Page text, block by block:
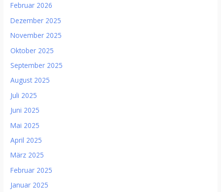
Februar 2026
Dezember 2025
November 2025
Oktober 2025
September 2025
August 2025
Juli 2025
Juni 2025
Mai 2025
April 2025
März 2025
Februar 2025
Januar 2025